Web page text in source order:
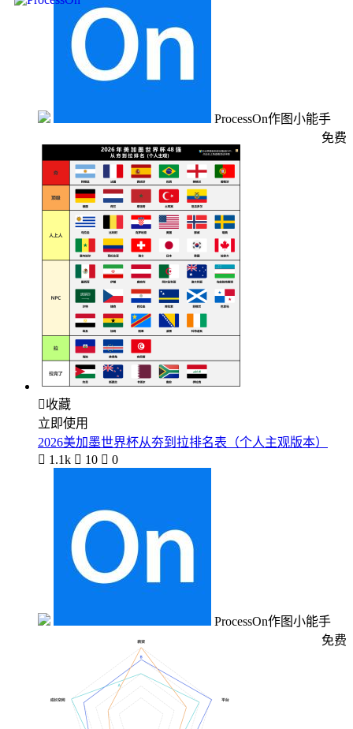
ProcessOn作图小能手
免费
收藏
立即使用
2026美加墨世界杯从夯到拉排名表（个人主观版本）
 1.1k  10  0
ProcessOn作图小能手
免费